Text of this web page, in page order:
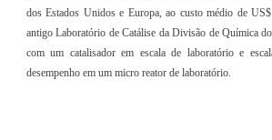
dos Estados Unidos e Europa, ao custo médio de
antigo Laboratório de Catálise da Divisão de Química
com um catalisador em escala de laboratório e
desempenho em um micro reator de laboratório.